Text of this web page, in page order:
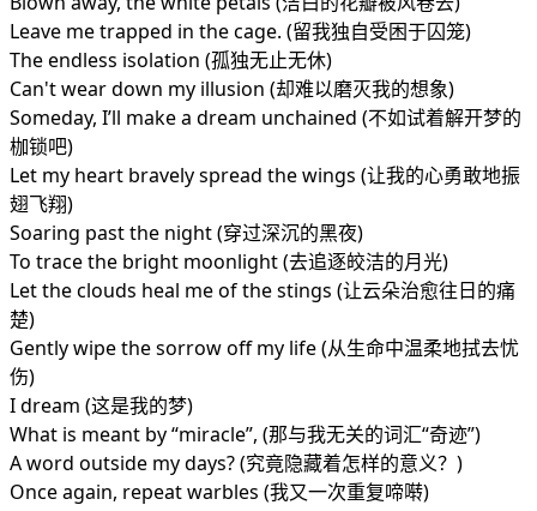
Leave me trapped in the cage. (留我独自受困于囚笼)
The endless isolation (孤独无止无休)
Can't wear down my illusion (却难以磨灭我的想象)
Someday, I’ll make a dream unchained (不如试着解开梦的
枷锁吧)
Let my heart bravely spread the wings (让我的心勇敢地振
翅飞翔)
Soaring past the night (穿过深沉的黑夜)
To trace the bright moonlight (去追逐皎洁的月光)
Let the clouds heal me of the stings (让云朵治愈往日的痛
楚)
Gently wipe the sorrow off my life (从生命中温柔地拭去忧
伤)
I dream (这是我的梦)
What is meant by “miracle”, (那与我无关的词汇“奇迹”)
A word outside my days? (究竟隐藏着怎样的意义？)
Once again, repeat warbles (我又一次重复啼啭)